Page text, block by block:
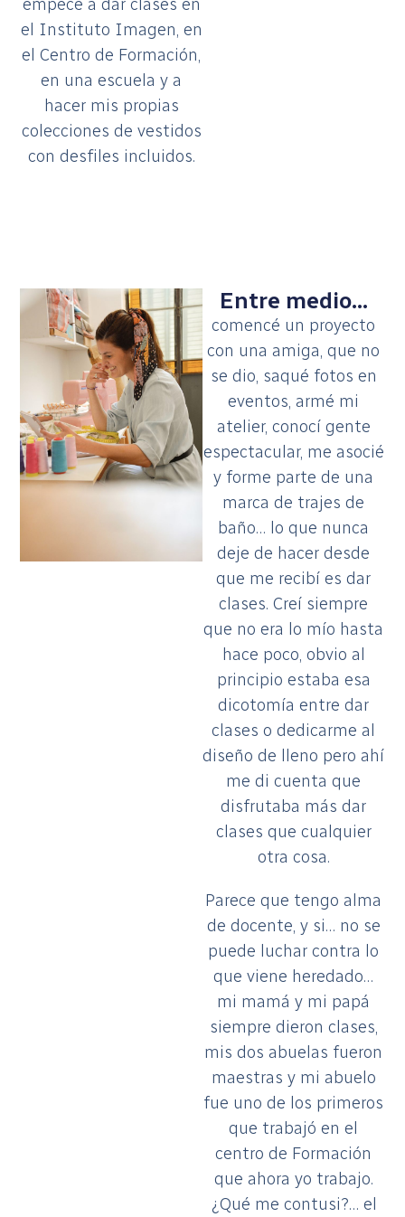
el Instituto Imagen, en
el Centro de Formación,
en una escuela y a
hacer mis propias
colecciones de vestidos
con desfiles incluidos.
Entre medio...
comencé un proyecto
con una amiga, que no
se dio, saqué fotos en
eventos, armé mi
atelier, conocí gente
espectacular, me asocié
y forme parte de una
marca de trajes de
baño… lo que nunca
deje de hacer desde
que me recibí es dar
clases. Creí siempre
que no era lo mío hasta
hace poco, obvio al
principio estaba esa
dicotomía entre dar
clases o dedicarme al
diseño de lleno pero ahí
me di cuenta que
disfrutaba más dar
clases que cualquier
otra cosa.
Parece que tengo alma
de docente, y si… no se
puede luchar contra lo
que viene heredado…
mi mamá y mi papá
siempre dieron clases,
mis dos abuelas fueron
maestras y mi abuelo
fue uno de los primeros
que trabajó en el
centro de Formación
que ahora yo trabajo.
¿Qué me contusi?… el